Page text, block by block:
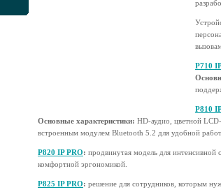
P710
P810
Основные характеристики: HD-аудио, цветной
встроенным модулем Bluetooth 5.2 для удобной
P820 IP PRO: продвинутая модель для
комфортной эргономикой.
P825 IP PRO: решение для сотрудников, которым